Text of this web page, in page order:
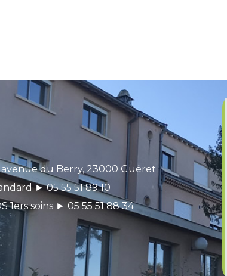
avenue du Berry, 23000 Guéret
► 05 55 51 89 10
1ers soins ► 05 55 51 88 34